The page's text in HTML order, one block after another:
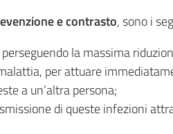
e contrasto, sono i
la massima
per attuare
a un’altra persona;
di queste infezioni